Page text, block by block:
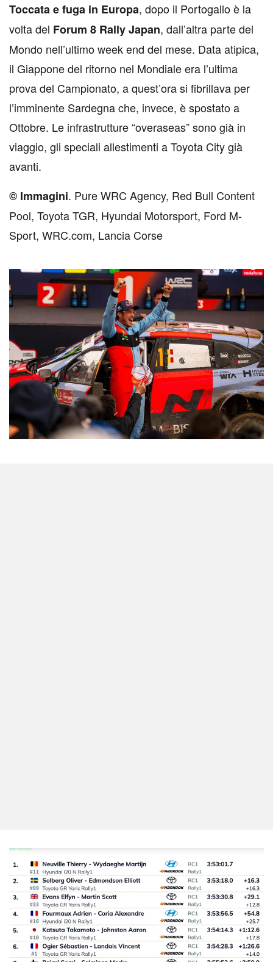
Toccata e fuga in Europa, dopo il Portogallo è la
volta del Forum 8 Rally Japan, dall’altra parte del
Mondo nell’ultimo week end del mese. Data atipica,
il Giappone del ritorno nel Mondiale era l’ultima
prova del Campionato, a quest’ora si fibrillava per
l’imminente Sardegna che, invece, è spostato a
Ottobre. Le infrastrutture “overaseas” sono già in
viaggio, gli speciali allestimenti a Toyota City già
avanti.
© Immagini. Pure WRC Agency, Red Bull Content
Pool, Toyota TGR, Hyundai Motorsport, Ford M-
Sport, WRC.com, Lancia Corse